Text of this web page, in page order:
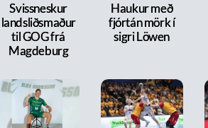
Svissneskur
landsliðsmaður
til GOG frá
Magdeburg
Haukur með
fjórtán mörk í
sigri Löwen